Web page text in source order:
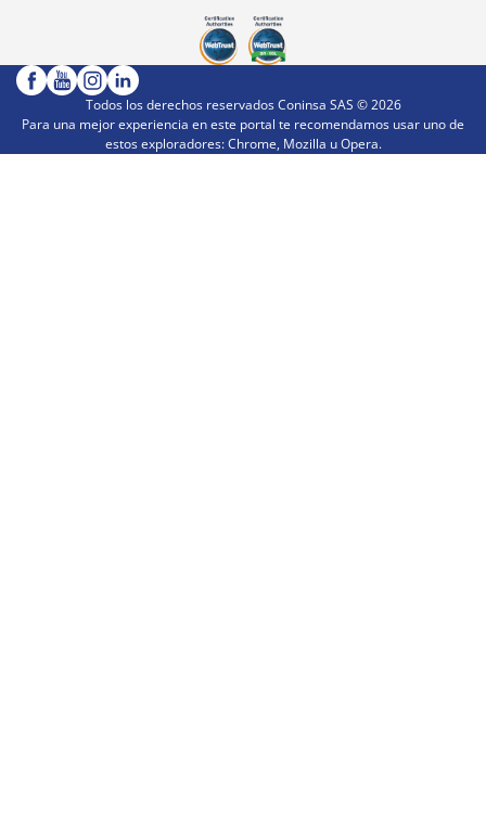
Todos los derechos reservados Coninsa SAS ©2026
Para una mejor experiencia en este portal te recomendamos usar uno de
estos exploradores: Chrome, Mozilla u Opera.